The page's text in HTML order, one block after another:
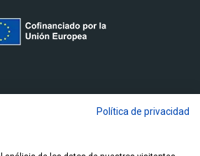
Política de privacidad